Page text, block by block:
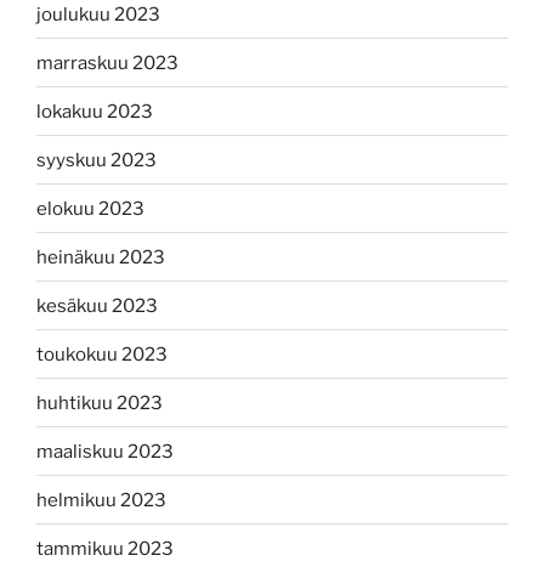
joulukuu 2023
marraskuu 2023
lokakuu 2023
syyskuu 2023
elokuu 2023
heinäkuu 2023
kesäkuu 2023
toukokuu 2023
huhtikuu 2023
maaliskuu 2023
helmikuu 2023
tammikuu 2023